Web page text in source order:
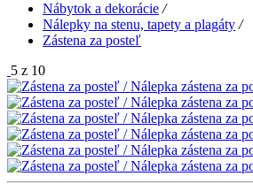
Nábytok a dekorácie /
Nálepky na stenu, tapety a plagáty /
Zástena za posteľ
5 z 10